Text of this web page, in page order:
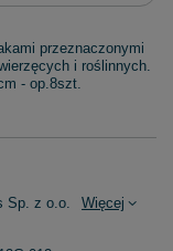
przeznaczonymi
i roślinnych.
- op.8szt.
Sp. z o.o. Więcej